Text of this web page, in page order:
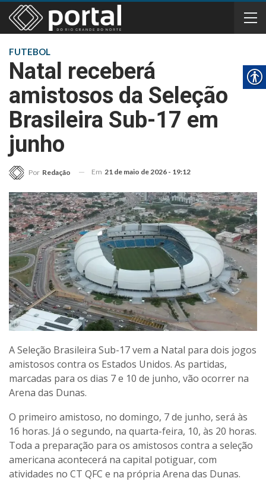
FUTEBOL
Natal receberá
amistosos da Seleção
Brasileira Sub-17 em
junho
Por Redação Em 21 de maio de 2026 - 19:12
A Seleção Brasileira Sub-17 vem a Natal para dois jogos
amistosos contra os Estados Unidos. As partidas,
marcadas para os dias 7 e 10 de junho, vão ocorrer na
Arena das Dunas.
O primeiro amistoso, no domingo, 7 de junho, será às
16 horas. Já o segundo, na quarta-feira, 10, às 20 horas.
Toda a preparação para os amistosos contra a seleção
americana acontecerá na capital potiguar, com
atividades no CT QFC e na própria Arena das Dunas.